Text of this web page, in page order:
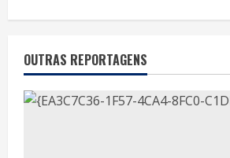
OUTRAS REPORTAGENS